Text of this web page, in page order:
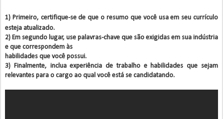
1) Primeiro, certifique-se de que o resumo que você usa em seu currículo
esteja atualizado.
2) Em segundo lugar, use palavras-chave que são exigidas em sua indústria
e que correspondem às
habilidades que você possui.
3) Finalmente, inclua experiência de trabalho e habilidades que sejam
relevantes para o cargo ao qual você está se candidatando.